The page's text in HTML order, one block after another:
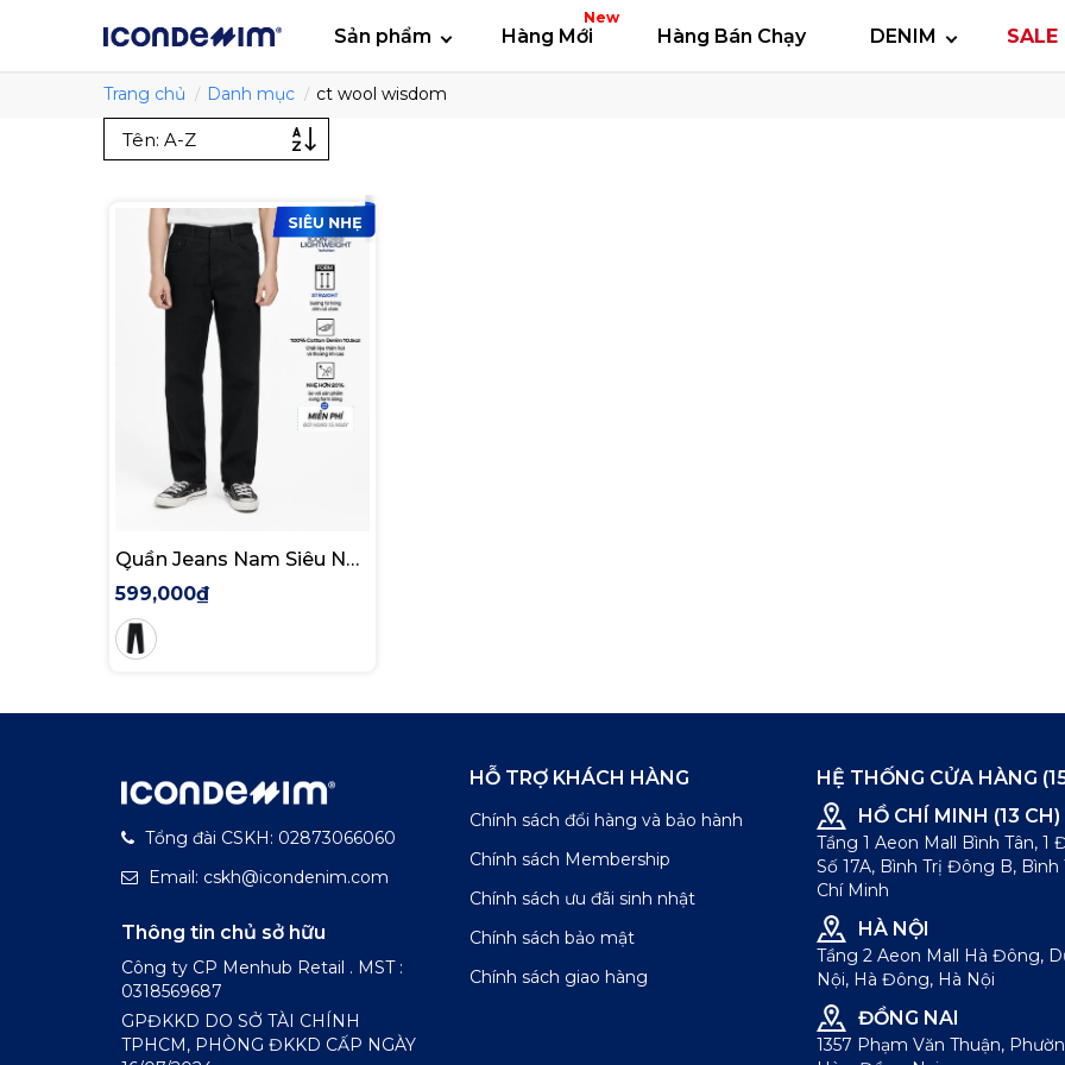
Sản phẩm Hàng Mới
New
Hàng Bán Chạy DENIM SALE
Trang chủ Danh mục ct wool wisdom
Quần Jeans Nam Siêu Nhẹ
Ống Suông Đen ICON105
Form Straight
599,000₫
Tổng đài CSKH: 02873066060
Email: cskh@icondenim.com
Thông tin chủ sở hữu
Công ty CP Menhub Retail . MST :
0318569687
GPĐKKD DO SỞ TÀI CHÍNH
TPHCM, PHÒNG ĐKKD CẤP NGÀY
HỖ TRỢ KHÁCH HÀNG
Chính sách đổi hàng và bảo hành
Chính sách Membership
Chính sách ưu đãi sinh nhật
Chính sách bảo mật
Chính sách giao hàng
HỆ THỐNG CỬA HÀNG
HỒ CHÍ MINH (13 CH)
Tầng 1 Aeon Mall Bình Tân, 1
Số 17A, Bình Trị Đông B, Bình
Chí Minh
HÀ NỘI
Tầng 2 Aeon Mall Hà Đông,
Nội, Hà Đông, Hà Nội
ĐỒNG NAI
1357 Phạm Văn Thuận,